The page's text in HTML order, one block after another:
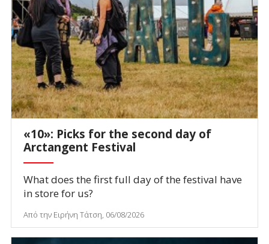
«10»: Picks for the second day of
Arctangent Festival
What does the first full day of the festival have
in store for us?
Από την Ειρήνη Τάτση, 06/08/2026